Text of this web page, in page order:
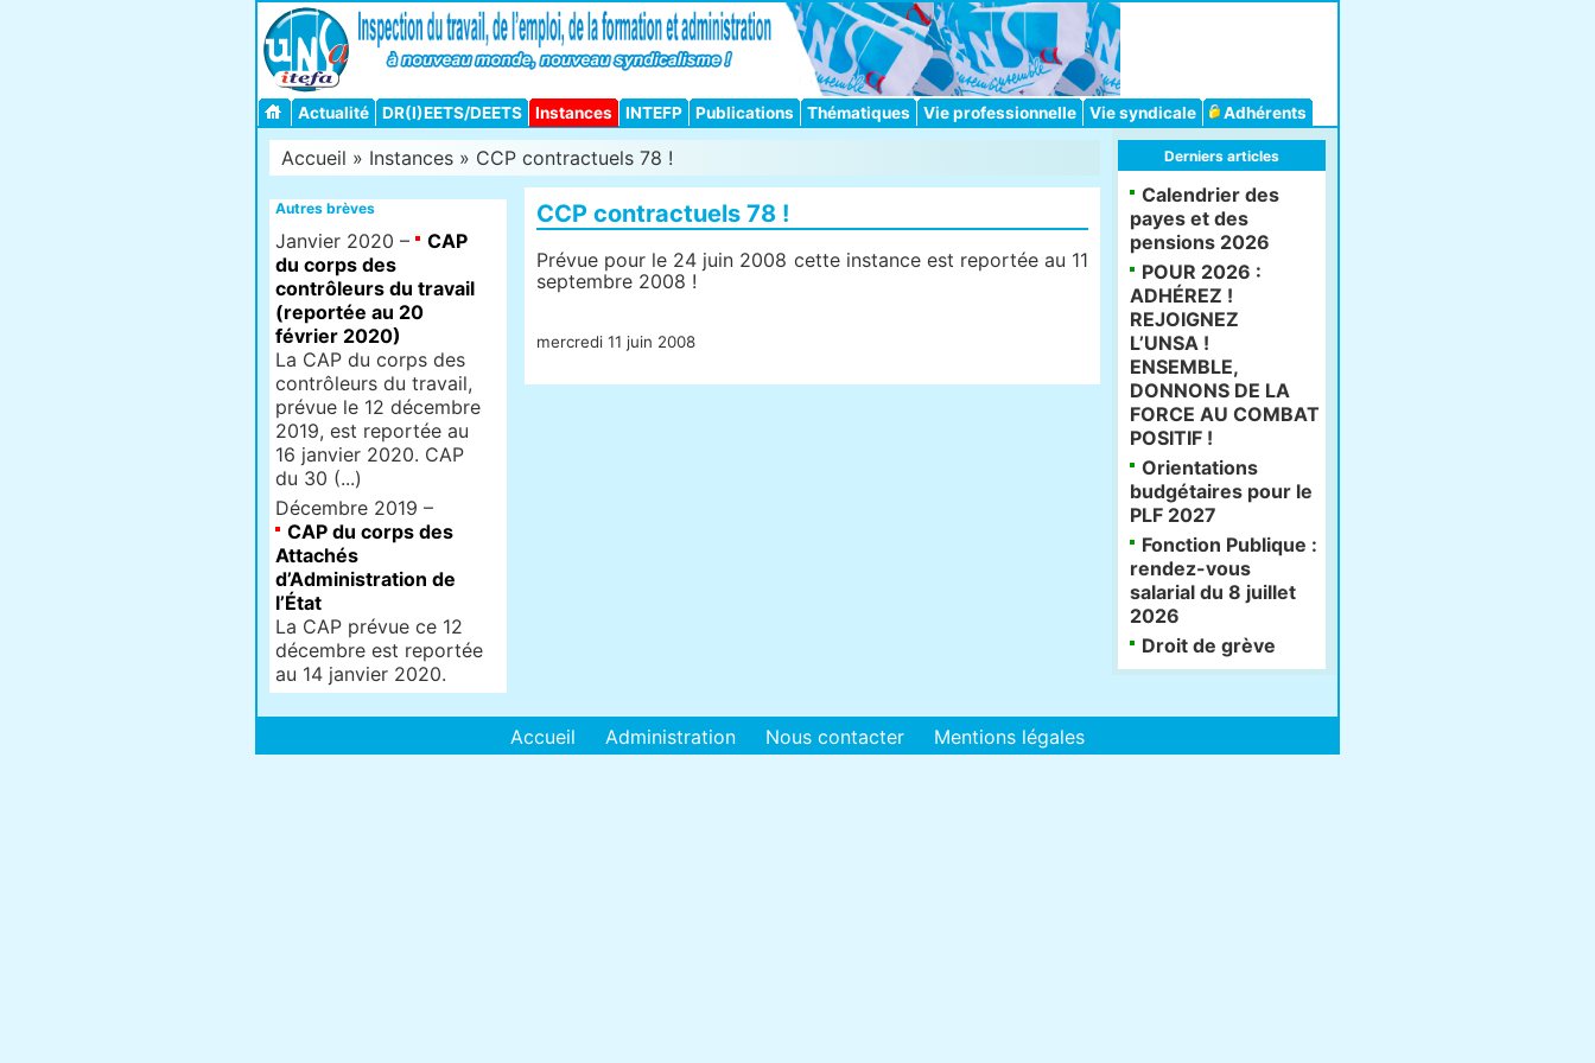
Actualité DR(I)EETS/DEETS Instances INTEFP Publications Thématiques Vie professionnelle Vie syndicale Adhérents
Accueil » Instances » CCP contractuels 78 !
CCP contractuels 78 !
Prévue pour le 24 juin 2008 cette instance est reportée au 11
septembre 2008 !
mercredi 11 juin 2008
Autres brèves
Janvier 2020 –
CAP
du corps des
contrôleurs du travail
(reportée au 20
février 2020)
La CAP du corps des
contrôleurs du travail,
prévue le 12 décembre
2019, est reportée au
16 janvier 2020. CAP
du 30 (...)
Décembre 2019 –
CAP du corps des
Attachés
d’Administration de
l’État
La CAP prévue ce 12
décembre est reportée
au 14 janvier 2020.
Derniers articles
Calendrier des
payes et des
pensions 2026
POUR 2026 :
ADHÉREZ !
REJOIGNEZ
L’UNSA !
ENSEMBLE,
DONNONS DE LA
FORCE AU COMBAT
POSITIF !
Orientations
budgétaires pour le
PLF 2027
Fonction Publique :
rendez-vous
salarial du 8 juillet
2026
Droit de grève
Accueil Administration Nous contacter Mentions légales